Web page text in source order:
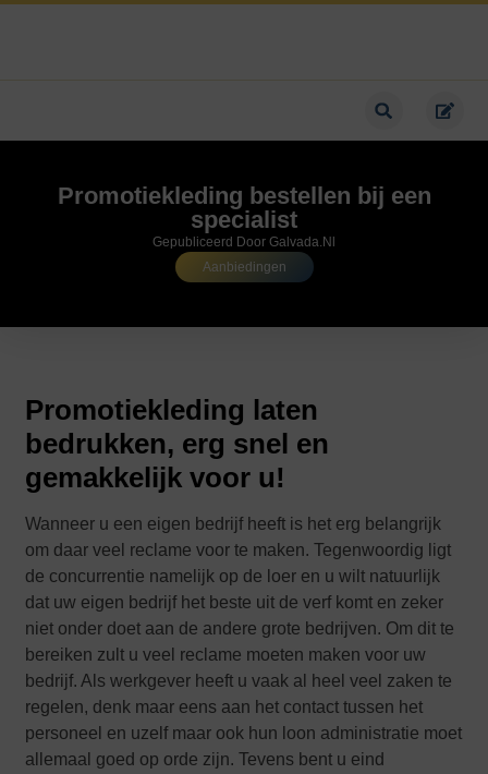
Promotiekleding bestellen bij een
specialist
Aanbiedingen
Gepubliceerd Door Galvada.nl
Promotiekleding laten
bedrukken, erg snel en
gemakkelijk voor u!
Wanneer u een eigen bedrijf heeft is het erg belangrijk
om daar veel reclame voor te maken. Tegenwoordig ligt
de concurrentie namelijk op de loer en u wilt natuurlijk
dat uw eigen bedrijf het beste uit de verf komt en zeker
niet onder doet aan de andere grote bedrijven. Om dit te
bereiken zult u veel reclame moeten maken voor uw
bedrijf. Als werkgever heeft u vaak al heel veel zaken te
regelen, denk maar eens aan het contact tussen het
personeel en uzelf maar ook hun loon administratie moet
allemaal goed op orde zijn. Tevens bent u eind